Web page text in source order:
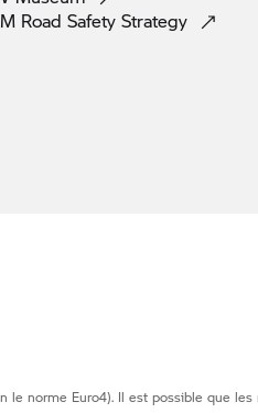
Road Safety Strategy
norme Euro4). Il est possible que